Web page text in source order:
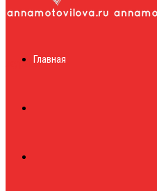
журналГлавная